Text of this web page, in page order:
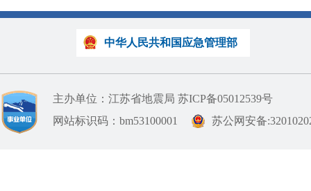
中华人民共和国应急管理部
主办单位：江苏省地震局 苏ICP备05012539号
网站标识码：bm53100001
苏公网安备